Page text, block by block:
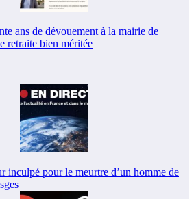
ans de dévouement à la mairie de
retraite bien méritée
inculpé pour le meurtre d’un homme de